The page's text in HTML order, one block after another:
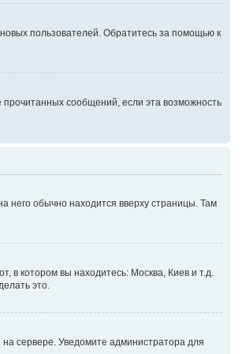
пользователей. Обратитесь за помощью к
сообщений, если эта возможность
него обычно находится вверху страницы. Там
в котором вы находитесь: Москва, Киев и т.д.
это.
сервере. Уведомите администратора для